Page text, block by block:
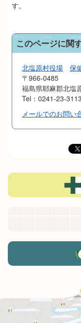
す。
このページに関
北塩原村役場 保
〒966-0485
福島県耶麻郡北塩
Tel：0241-23-3113
メールでのお問い